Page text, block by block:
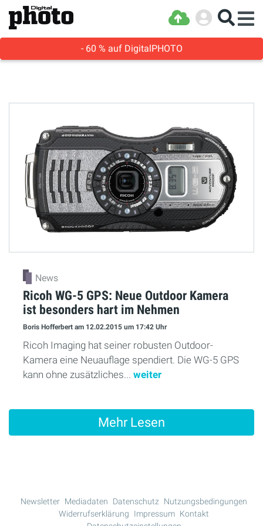
- 60 % auf DigitalPHOTO
News
Ricoh WG-5 GPS: Neue Outdoor Kamera
ist besonders hart im Nehmen
Boris Hofferbert am 12.02.2015 um 17:42 Uhr
Ricoh Imaging hat seiner robusten Outdoor-
Kamera eine Neuauflage spendiert. Die WG-5 GPS
kann ohne zusätzliches... weiter
Mehr Lesen
Newsletter Mediadaten Datenschutz
Nutzungsbedingungen
Widerrufserklärung
Impressum Kontakt